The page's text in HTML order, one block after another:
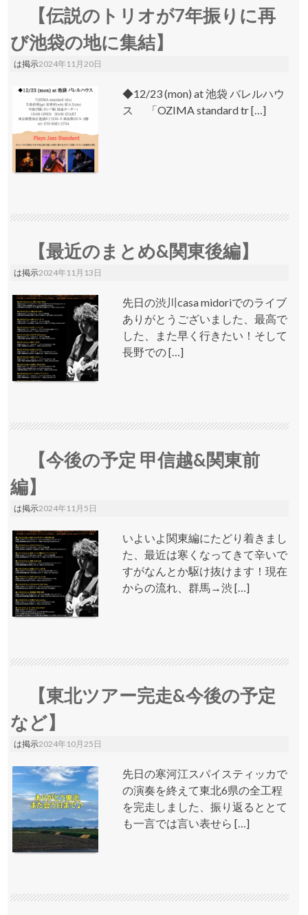
【伝説のトリオが7年振りに再
び池袋の地に集結】
は掲示2024年11月20日
◆12/23 (mon) at 池袋 バレルハウ
ス 「OZIMA standard tr […]
【最近のまとめ&関東後編】
は掲示2024年11月13日
先日の渋川casa midoriでのライブ
ありがとうございました、最高で
した、また早く行きたい！そして
長野での […]
【今後の予定 甲信越&関東前
編】
は掲示2024年11月5日
いよいよ関東編にたどり着きまし
た、最近は寒くなってきて辛いで
すがなんとか駆け抜けます！現在
からの流れ、群馬→渋 […]
【東北ツアー完走&今後の予定
など】
は掲示2024年10月25日
先日の寒河江スパイスティッカで
の演奏を終えて東北6県の全工程
を完走しました、振り返るととて
も一言では言い表せら […]